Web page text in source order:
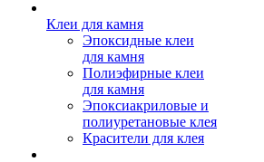
Клеи для камня
Эпоксидные клеи
для камня
Полиэфирные клеи
для камня
Эпоксиакриловые и
полиуретановые клея
Красители для клея